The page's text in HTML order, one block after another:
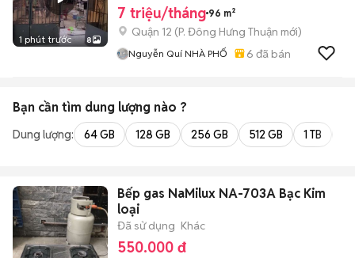
1 phút trước 8
7 triệu/tháng 96 m²
Quận 12 (P. Đông Hưng Thuận mới)
Nguyễn Quí NHÀ PHỐ 6 đã bán
Bạn cần tìm dung lượng nào ?
Dung lượng: 64 GB 128 GB 256 GB 512 GB 1 TB
Bếp gas NaMilux NA-703A Bạc Kim
loại
Đã sử dụng Khác
550.000 đ